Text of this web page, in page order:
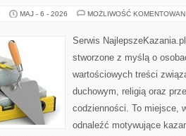
MAJ - 6 - 2026 MOŻLIWOŚĆ
Serwis
stworzone z myślą o
wartościowych treści
duchowym, religią oraz
codzienności. To miejsce,
odnaleźć motywujące